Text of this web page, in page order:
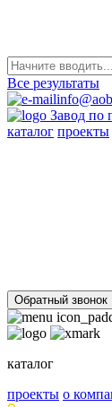
Все результаты
Завод по
каталог проекты
Обратный звонок
каталог
проекты о